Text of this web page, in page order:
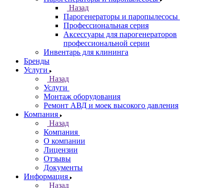
Назад
Парогенераторы и паропылесосы
Профессиональная серия
Аксессуары для парогенераторов
профессиональной серии
Инвентарь для клининга
Бренды
Услуги
Назад
Услуги
Монтаж оборудования
Ремонт АВД и моек высокого давления
Компания
Назад
Компания
О компании
Лицензии
Отзывы
Документы
Информация
Назад